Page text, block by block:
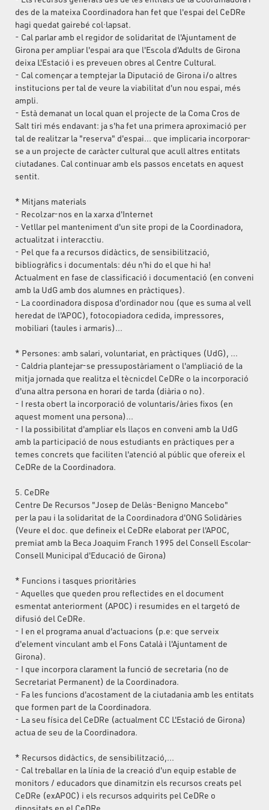
des de la mateixa Coordinadora han fet que l'espai del CeDRe
hagi quedat gairebé col·lapsat.
- Cal parlar amb el regidor de solidaritat de l'Ajuntament de
Girona per ampliar l'espai ara que l'Escola d'Adults de Girona
deixa L'Estació i es preveuen obres al Centre Cultural.
- Cal començar a temptejar la Diputació de Girona i/o altres
institucions per tal de veure la viabilitat d'un nou espai, més
ampli.
- Està demanat un local quan el projecte de la Coma Cros de
Salt tiri més endavant: ja s'ha fet una primera aproximació per
tal de realitzar la "reserva" d'espai... que implicaria incorporar-
se a un projecte de caràcter cultural que acull altres entitats
ciutadanes. Cal continuar amb els passos encetats en aquest
sentit.
* Mitjans materials
- Recolzar-nos en la xarxa d'Internet
- Vetllar pel manteniment d'un site propi de la Coordinadora,
actualitzat i interacctiu.
- Pel que fa a recursos didàctics, de sensibilització,
bibliogràfics i documentals: déu n'hi do el que hi ha!
Actualment en fase de classificació i documentació (en conveni
amb la UdG amb dos alumnes en pràctiques).
- La coordinadora disposa d'ordinador nou (que es suma al vell
heredat de l'APOC), fotocopiadora cedida, impressores,
mobiliari (taules i armaris)...
* Persones: amb salari, voluntariat, en pràctiques (UdG), ...
- Caldria plantejar-se pressupostàriament o l'ampliació de la
mitja jornada que realitza el tècnicdel CeDRe o la incorporació
d'una altra persona en horari de tarda (diària o no).
- I resta obert la incorporació de voluntaris/àries fixos (en
aquest moment una persona)...
- I la possibilitat d'ampliar els llaços en conveni amb la UdG
amb la participació de nous estudiants en pràctiques per a
temes concrets que faciliten l'atenció al públic que ofereix el
CeDRe de la Coordinadora.
5. CeDRe
Centre De Recursos "Josep de Delàs-Benigno Mancebo"
per la pau i la solidaritat de la Coordinadora d'ONG Solidàries
(Veure el doc. que defineix el CeDRe elaborat per l'APOC,
premiat amb la Beca Joaquim Franch 1995 del Consell Escolar-
Consell Municipal d'Educació de Girona)
* Funcions i tasques prioritàries
- Aquelles que queden prou reflectides en el document
esmentat anteriorment (APOC) i resumides en el targetó de
difusió del CeDRe.
- I en el programa anual d'actuacions (p.e: que serveix
d'element vinculant amb el Fons Català i l'Ajuntament de
Girona).
- I que incorpora clarament la funció de secretaria (no de
Secretariat Permanent) de la Coordinadora.
- Fa les funcions d'acostament de la ciutadania amb les entitats
que formen part de la Coordinadora.
- La seu física del CeDRe (actualment CC L'Estació de Girona)
actua de seu de la Coordinadora.
* Recursos didàctics, de sensibilització,...
- Cal treballar en la línia de la creació d'un equip estable de
monitors / educadors que dinamitzin els recursos creats pel
CeDRe (exAPOC) i els recursos adquirits pel CeDRe o
dipositats en el CeDRe.